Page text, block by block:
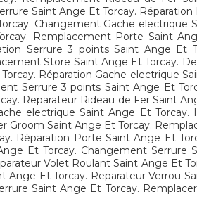
Saint Ange Et Torcay.
Changement Gache
Remplacement Porte Saint
Serrure 3 points Saint Ange
Store Saint Ange Et Torcay.
Réparation Gache electrique
Serrure 3 points Saint Ange Et
Reparateur Rideau de Fer Saint
electrique Saint Ange Et
Groom Saint Ange Et Torcay.
Réparation Porte Saint Ange Et
Et Torcay. Changement Serrure
Volet Roulant Saint Ange Et
Et Torcay. Reparateur Verrou
Saint Ange Et Torcay.